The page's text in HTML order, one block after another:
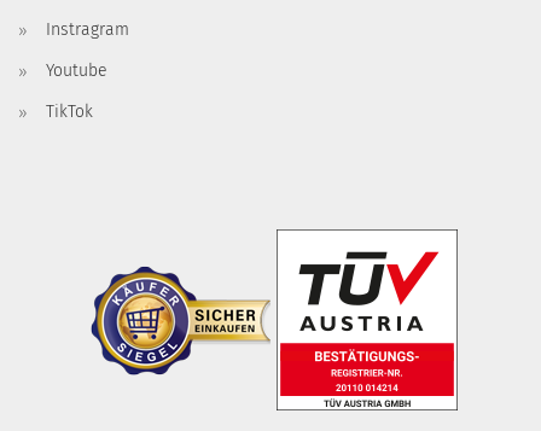
Instragram
Youtube
TikTok